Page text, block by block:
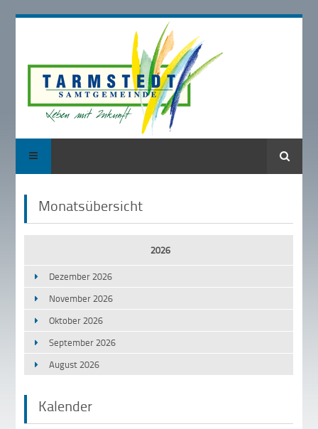
Suche
Monatsübersicht
2026
Dezember 2026
November 2026
Oktober 2026
September 2026
August 2026
Kalender